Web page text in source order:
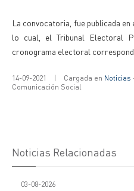
La convocatoria, fue publicada
lo cual, el Tribunal Electoral
cronograma electoral
14-09-2021 | Cargada en Noticias
Comunicación Social
Noticias Relacionadas
03-08-2026